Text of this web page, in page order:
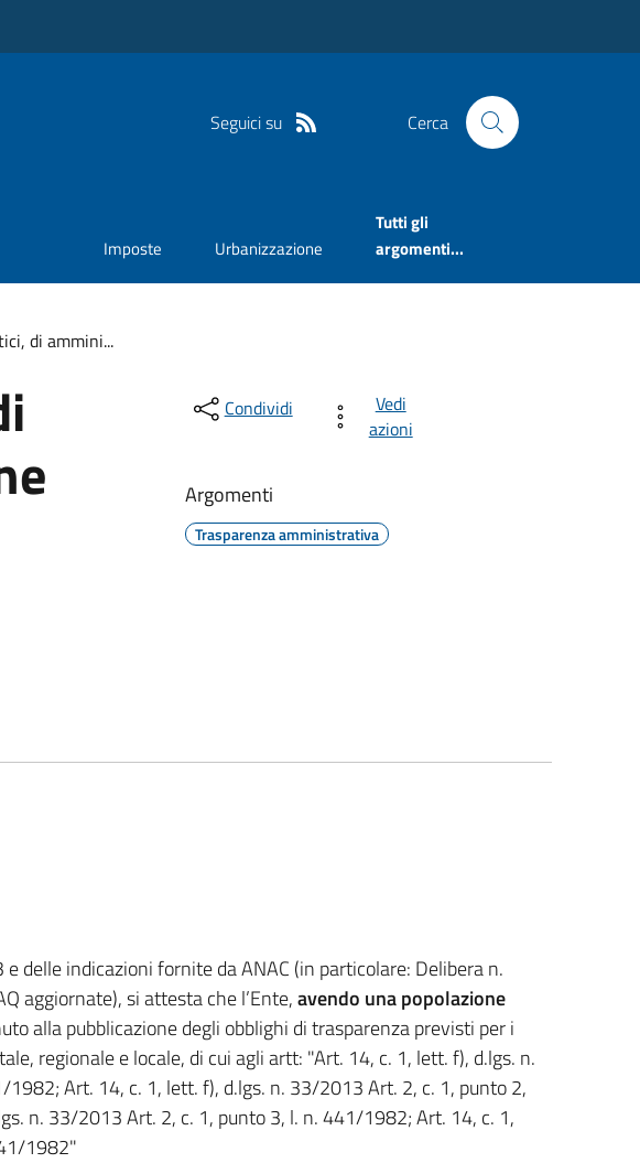
Seguici su Cerca
Imposte Urbanizzazione
Tutti gli
argomenti...
di ammini...
Condividi
Vedi
azioni
Argomenti
Trasparenza amministrativa
delle indicazioni fornite da ANAC (in particolare: Delibera n.
aggiornate), si attesta che l’Ente,avendo una popolazione
alla pubblicazione degli obblighi di trasparenza previsti per i
regionale e locale, di cui agli artt: "Art. 14, c. 1, lett. f), d.lgs. n.
Art. 14, c. 1, lett. f), d.lgs. n. 33/2013 Art. 2, c. 1, punto 2,
n. 33/2013 Art. 2, c. 1, punto 3, l. n. 441/1982; Art. 14, c. 1,
1982"